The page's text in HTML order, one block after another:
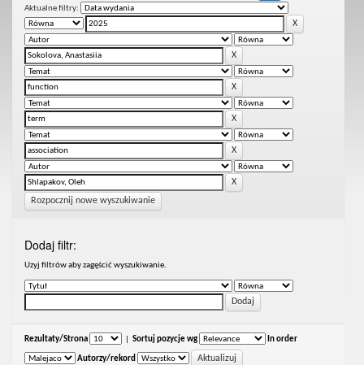
Aktualne filtry:
Rozpocznij nowe wyszukiwanie
Dodaj filtr:
Uzyj filtrów aby zagęścić wyszukiwanie.
Rezultaty/Strona Sortuj pozycje wg In order
Autorzy/rekord